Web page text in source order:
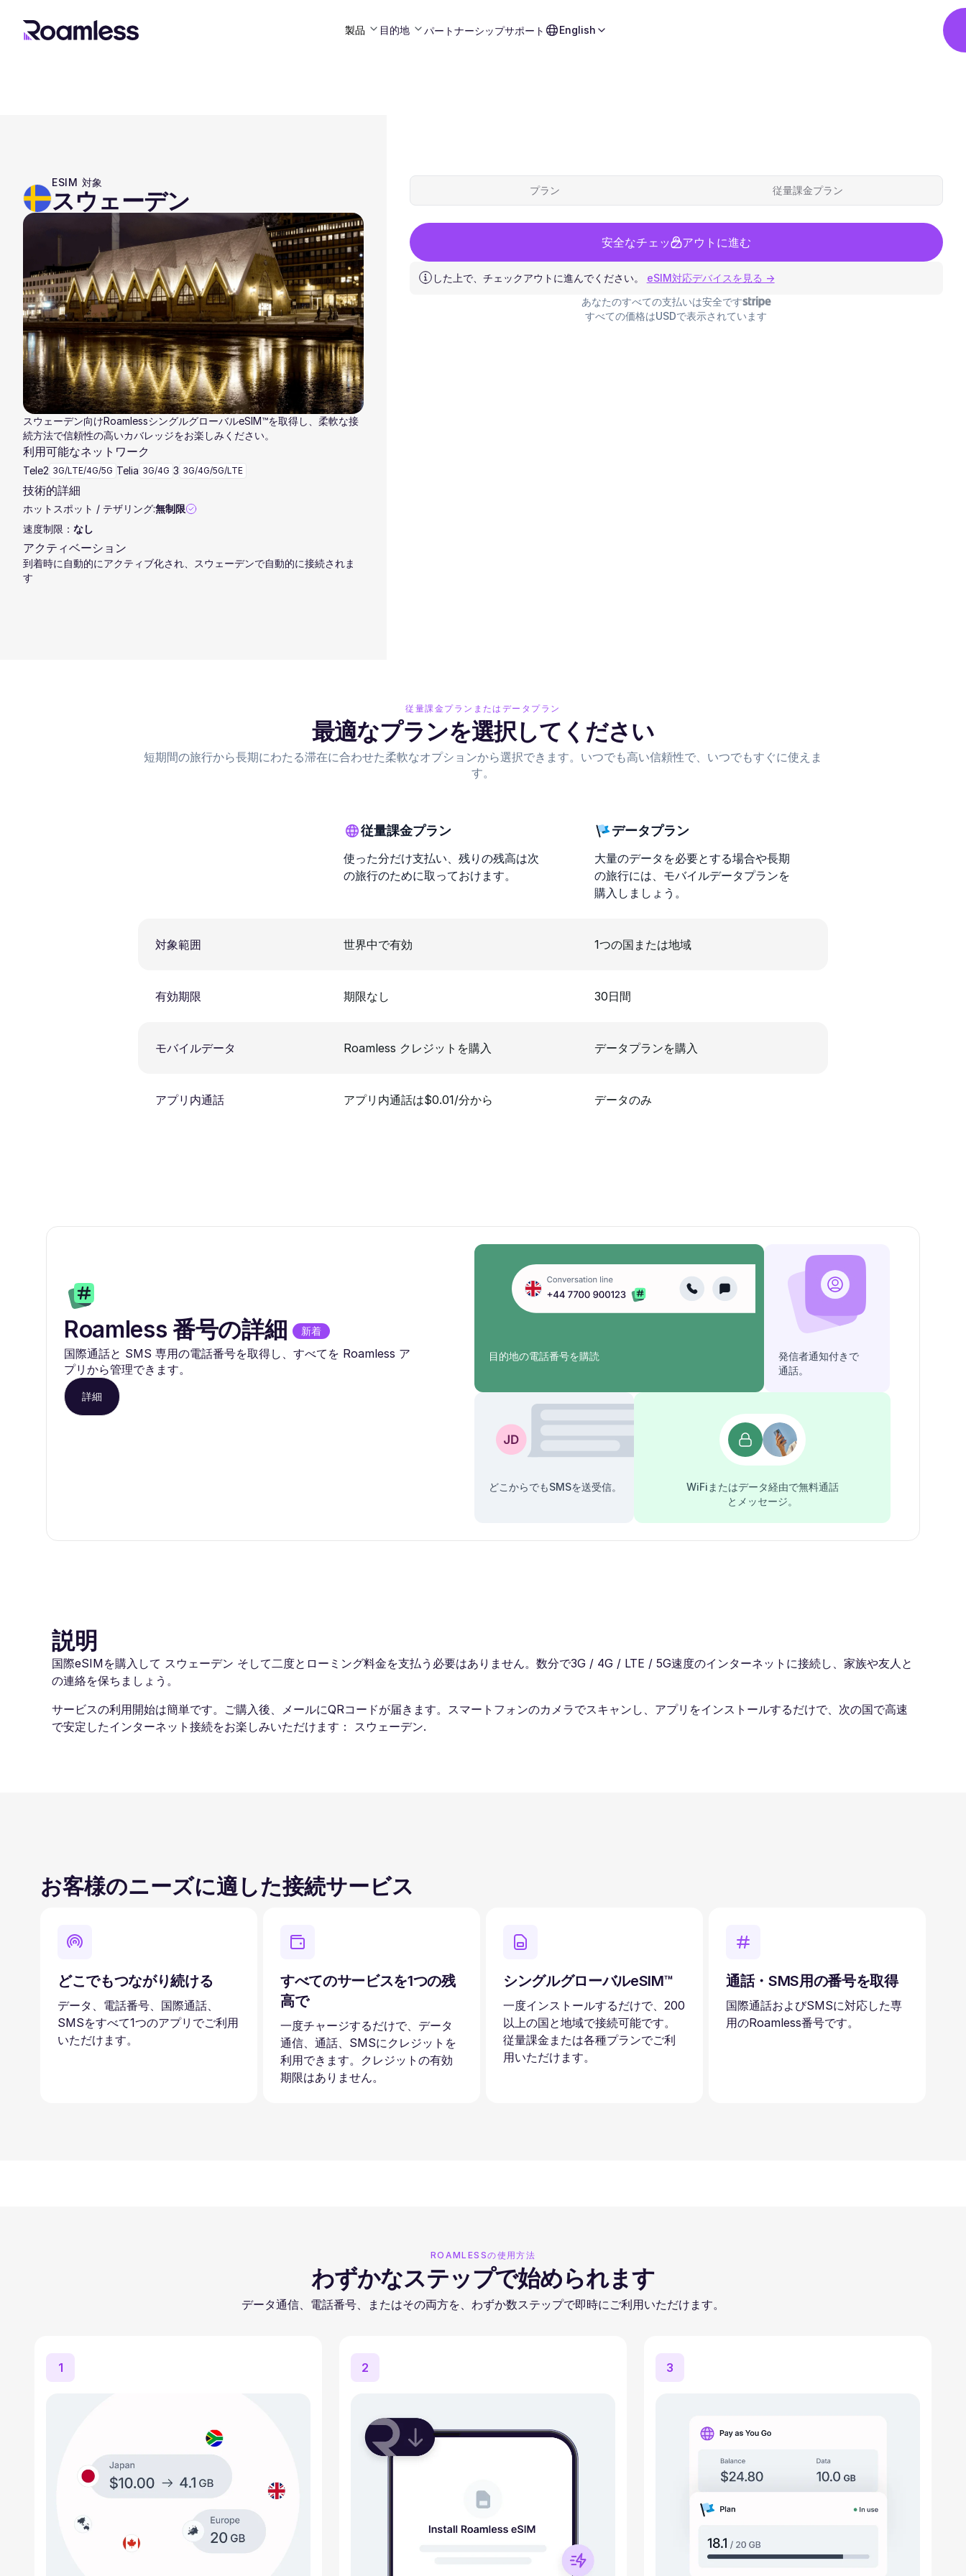
製品 目的地 パートナーシップサポート English
ESIM 対象
スウェーデン
スウェーデン向けRoamlessシングルグローバルeSIM™を取得し、柔軟な接
続方法で信頼性の高いカバレッジをお楽しみください。
利用可能なネットワーク
Tele2 3G/LTE/4G/5G Telia 3G/4G 3 3G/4G/5G/LTE
技術的詳細
ホットスポット / テザリング:無制限
速度制限： なし
アクティベーション
到着時に自動的にアクティブ化され、スウェーデンで自動的に接続されま
す
プラン 従量課金プラン
安全なチェックアウトに進む
した上で、チェックアウトに進んでください。
eSIM対応デバイスを見る →
あなたのすべての支払いは安全です
すべての価格はUSDで表示されています
従量課金プランまたはデータプラン
最適なプランを選択してください
短期間の旅行から長期にわたる滞在に合わせた柔軟なオプションから選択できます。いつでも高い信頼性で、いつでもすぐに使えま
す。
従量課金プラン
使った分だけ支払い、残りの残高は次
の旅行のために取っておけます。
データプラン
大量のデータを必要とする場合や長期
の旅行には、モバイルデータプランを
購入しましょう。
対象範囲 世界中で有効 1つの国または地域
有効期限 期限なし 30日間
モバイルデータ Roamless クレジットを購入 データプランを購入
アプリ内通話 アプリ内通話は$0.01/分から データのみ
Roamless 番号の詳細 新着
国際通話と SMS 専用の電話番号を取得し、すべてを Roamless ア
プリから管理できます。
詳細
目的地の電話番号を購読
発信者通知付きで
通話。
どこからでもSMSを送受信。
WiFiまたはデータ経由で無料通話
とメッセージ。
説明
国際eSIMを購入して スウェーデン そして二度とローミング料金を支払う必要はありません。数分で3G / 4G / LTE / 5G速度のインターネットに接続し、家族や友人と
の連絡を保ちましょう。
サービスの利用開始は簡単です。ご購入後、メールにQRコードが届きます。スマートフォンのカメラでスキャンし、アプリをインストールするだけで、次の国で高速
で安定したインターネット接続をお楽しみいただけます： スウェーデン.
お客様のニーズに適した接続サービス
どこでもつながり続ける
データ、電話番号、国際通話、
SMSをすべて1つのアプリでご利用
いただけます。
すべてのサービスを1つの残
高で
一度チャージするだけで、データ
通信、通話、SMSにクレジットを
利用できます。クレジットの有効
期限はありません。
シングルグローバルeSIM™
一度インストールするだけで、200
以上の国と地域で接続可能です。
従量課金または各種プランでご利
用いただけます。
通話・SMS用の番号を取得
国際通話およびSMSに対応した専
用のRoamless番号です。
ROAMLESSの使用方法
わずかなステップで始められます
データ通信、電話番号、またはその両方を、わずか数ステップで即時にご利用いただけます。
1 2 3